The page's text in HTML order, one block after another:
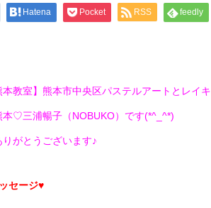
Hatena Pocket RSS feedly
本教室】熊本市中央区パステルアートとレイキ
♡三浦暢子（NOBUKO）です(*^_^*)
がとうございます♪
セージ♥